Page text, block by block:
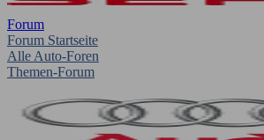
Forum
Forum Startseite
Alle Auto-Foren
Themen-Forum